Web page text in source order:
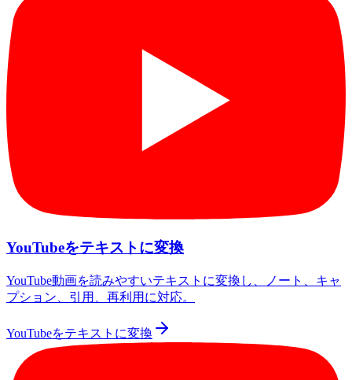
YouTubeをテキストに変換
YouTube動画を読みやすいテキストに変換し、ノート、キャ
プション、引用、再利用に対応。
YouTubeをテキストに変換